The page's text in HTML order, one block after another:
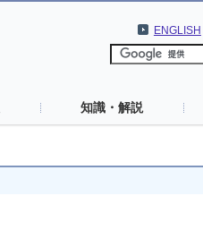
ENGLISH
知識・解説